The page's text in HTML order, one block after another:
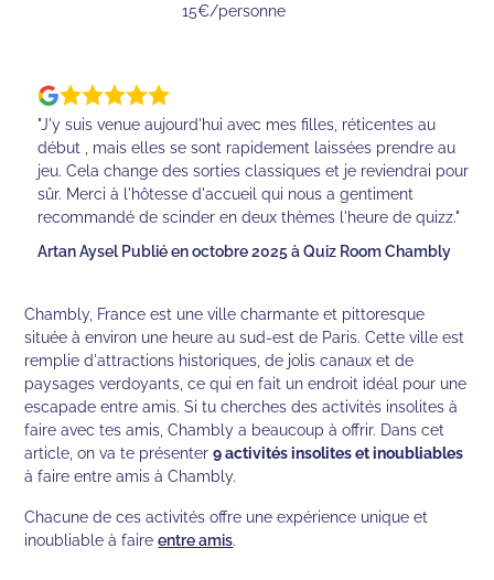
15€/personne
"J'y suis venue aujourd'hui avec mes filles, réticentes au
début , mais elles se sont rapidement laissées prendre au
jeu. Cela change des sorties classiques et je reviendrai pour
sûr. Merci à l'hôtesse d'accueil qui nous a gentiment
recommandé de scinder en deux thèmes l'heure de quizz."
Artan Aysel Publié en octobre 2025 à Quiz Room Chambly
Chambly, France est une ville charmante et pittoresque
située à environ une heure au sud-est de Paris. Cette ville est
remplie d'attractions historiques, de jolis canaux et de
paysages verdoyants, ce qui en fait un endroit idéal pour une
escapade entre amis. Si tu cherches des activités insolites à
faire avec tes amis, Chambly a beaucoup à offrir. Dans cet
article, on va te présenter9 activités insolites et inoubliables
à faire entre amis à Chambly.
Chacune de ces activités offre une expérience unique et
inoubliable à faireentre amis.